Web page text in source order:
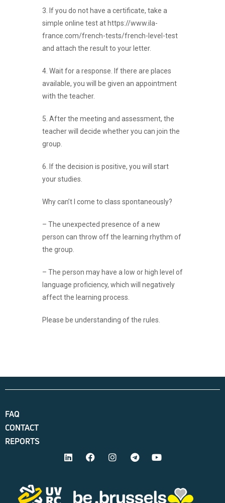
3. If you do not have a certificate, take a
simple online test at https://www.ila-
france.com/french-tests/french-level-test
and attach the result to your letter.
4. Wait for a response. If there are places
available, you will be given an appointment
with the teacher.
5. After the meeting and assessment, the
teacher will decide whether you can join the
group.
6. If the decision is positive, you will start
your studies.
Why can’t I come to class spontaneously?
– The unexpected presence of a new
person can throw off the learning rhythm of
the group.
– The person may have a low or high level of
language proficiency, which will negatively
affect the learning process.
Please be understanding of the rules.
FAQ
CONTACT
REPORTS